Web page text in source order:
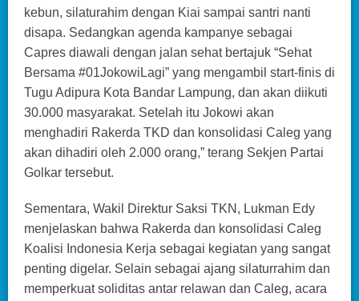
kebun, silaturahim dengan Kiai sampai santri nanti
disapa. Sedangkan agenda kampanye sebagai
Capres diawali dengan jalan sehat bertajuk “Sehat
Bersama #01JokowiLagi” yang mengambil start-finis di
Tugu Adipura Kota Bandar Lampung, dan akan diikuti
30.000 masyarakat. Setelah itu Jokowi akan
menghadiri Rakerda TKD dan konsolidasi Caleg yang
akan dihadiri oleh 2.000 orang,” terang Sekjen Partai
Golkar tersebut.
Sementara, Wakil Direktur Saksi TKN, Lukman Edy
menjelaskan bahwa Rakerda dan konsolidasi Caleg
Koalisi Indonesia Kerja sebagai kegiatan yang sangat
penting digelar. Selain sebagai ajang silaturrahim dan
memperkuat soliditas antar relawan dan Caleg, acara